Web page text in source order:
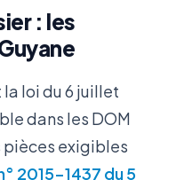
: les
loi du 6 juillet
dans les DOM
pièces exigibles
2015-1437 du 5